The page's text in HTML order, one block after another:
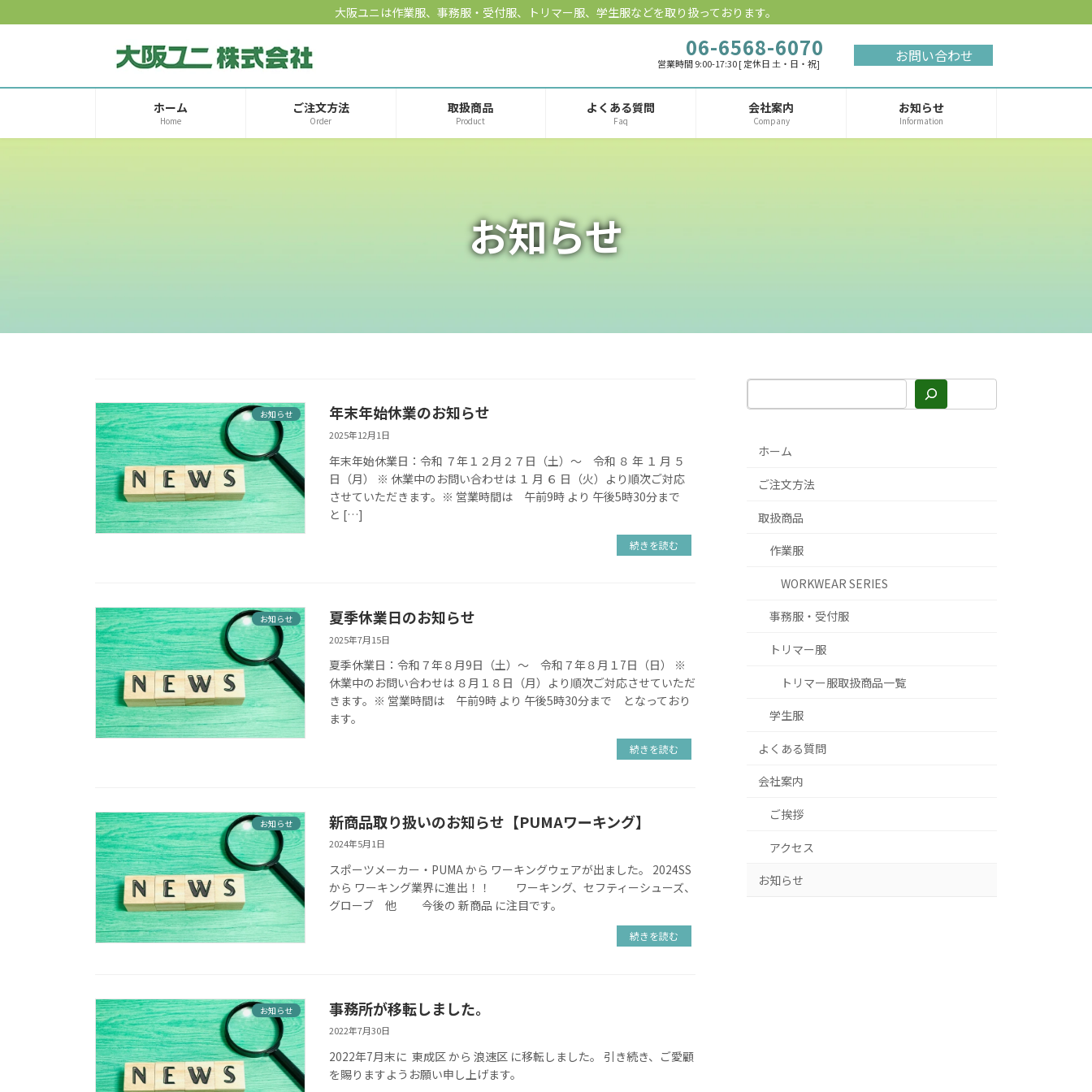
ン
ツ
ビ
シ
大阪ユニは作業服、事務服・受付服、トリマー服、学生服などを取り扱っております。
06-6568-6070
営業時間 9:00-17:30 [ 定休日 土・日・祝] お問い合わせ
ホーム
Home
ご注文方法
Order
取扱商品
Product
よくある質問
Faq
会社案内
Company
お知らせ
Information
お知らせ
お知らせ 年末年始休業のお知らせ
2025年12月1日
年末年始休業日：令和 ７年１２月２７日（土）～ 令和 ８ 年 １ 月 ５
日（月） ※ 休業中のお問い合わせは １ 月 ６ 日（火）より順次ご対応
させていただきます。※ 営業時間は 午前9時 より 午後5時30分まで
と […]
続きを読む
お知らせ 夏季休業日のお知らせ
2025年7月15日
夏季休業日：令和７年８月9日（土）～ 令和７年８月１7日（日） ※
休業中のお問い合わせは ８月１８日（月）より順次ご対応させていただ
きます。※ 営業時間は 午前9時 より 午後5時30分まで となっており
ます。
続きを読む
お知らせ 新商品取り扱いのお知らせ【PUMAワーキング】
2024年5月1日
スポーツメーカー・PUMA から ワーキングウェアが出ました。 2024SS
から ワーキング業界に進出！！ ワーキング、セフティーシューズ、
グローブ 他 今後の 新商品 に注目です。
続きを読む
お知らせ 事務所が移転しました。
2022年7月30日
2022年7月末に 東成区 から 浪速区 に移転しました。 引き続き、ご愛顧
を賜りますようお願い申し上げます。
ホーム
ご注文方法
取扱商品
作業服
WORKWEAR SERIES
事務服・受付服
トリマー服
トリマー服取扱商品一覧
学生服
よくある質問
会社案内
ご挨拶
アクセス
お知らせ